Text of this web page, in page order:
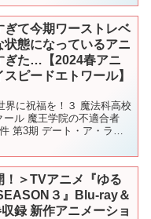
ぎて今期ワーストレベ
状態になっているアニ
ぎた…【2024春アニ
スピードエトワール】
界に祝福を！３ 魔法科高校
ル 魔王学院の不適合者
第3期 デート・ア・ライ
！＞TVアニメ『ゆる
３』Blu-ray＆
録 新作アニメーショ